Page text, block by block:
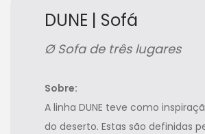
DUNE | Sofá
Ø Sofa de três lugares
Sobre:
A linha DUNE teve como
do deserto. Estas são definidas